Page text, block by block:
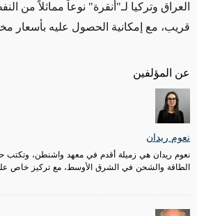
عن المؤلفين
نعوم ريدان
نعوم ريدان هي زميلة أقدم في معهد واشنطن، وتكتب
الطاقة والشحن في الشرق الأوسط، مع تركيز خاص
العراق وتركيا لـ"أنقرة" نوعاً مماثلاً من
قريب، مع إمكانية الحصول عليه